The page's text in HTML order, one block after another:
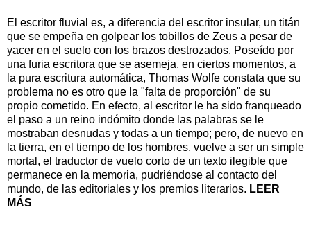
El escritor fluvial es, a diferencia del escritor insular, un titán
que se empeña en golpear los tobillos de Zeus a pesar de
yacer en el suelo con los brazos destrozados. Poseído por
una furia escritora que se asemeja, en ciertos momentos, a
la pura escritura automática, Thomas Wolfe constata que su
problema no es otro que la "falta de proporción" de su
propio cometido. En efecto, al escritor le ha sido franqueado
el paso a un reino indómito donde las palabras se le
mostraban desnudas y todas a un tiempo; pero, de nuevo en
la tierra, en el tiempo de los hombres, vuelve a ser un simple
mortal, el traductor de vuelo corto de un texto ilegible que
permanece en la memoria, pudriéndose al contacto del
mundo, de las editoriales y los premios literarios. LEER
MÁS